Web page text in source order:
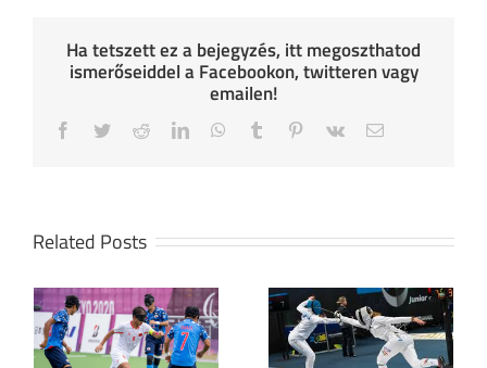
Ha tetszett ez a bejegyzés, itt megoszthatod
ismerőseiddel a Facebookon, twitteren vagy
emailen!
Facebook
TwitterRedditLinkedInWhatsApp
Tumblr Pinterest
Vk Email
Related Posts